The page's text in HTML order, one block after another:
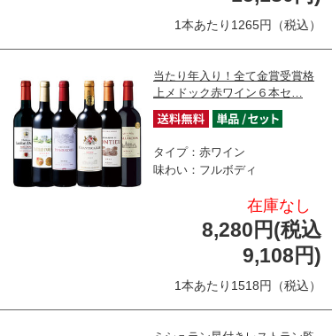
1本あたり1265円（税込）
当たり年入り！全て金賞受賞格
上メドック赤ワイン６本セ…
タイプ：赤ワイン
味わい：フルボディ
在庫なし
8,280円(税込
9,108円)
1本あたり1518円（税込）